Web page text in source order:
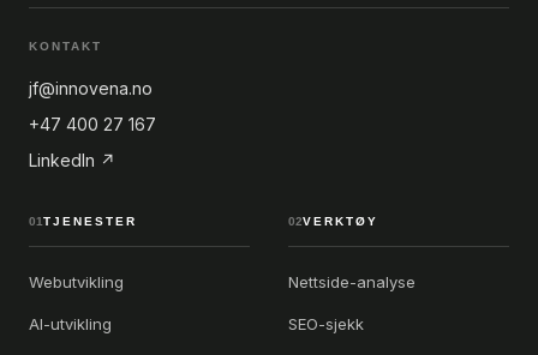
KONTAKT
jf@innovena.no
+47 400 27 167
LinkedIn ↗
01TJENESTER
Webutvikling
AI-utvikling
02VERKTØY
Nettside-analyse
SEO-sjekk